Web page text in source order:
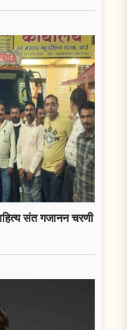
संत गजानन चरणी